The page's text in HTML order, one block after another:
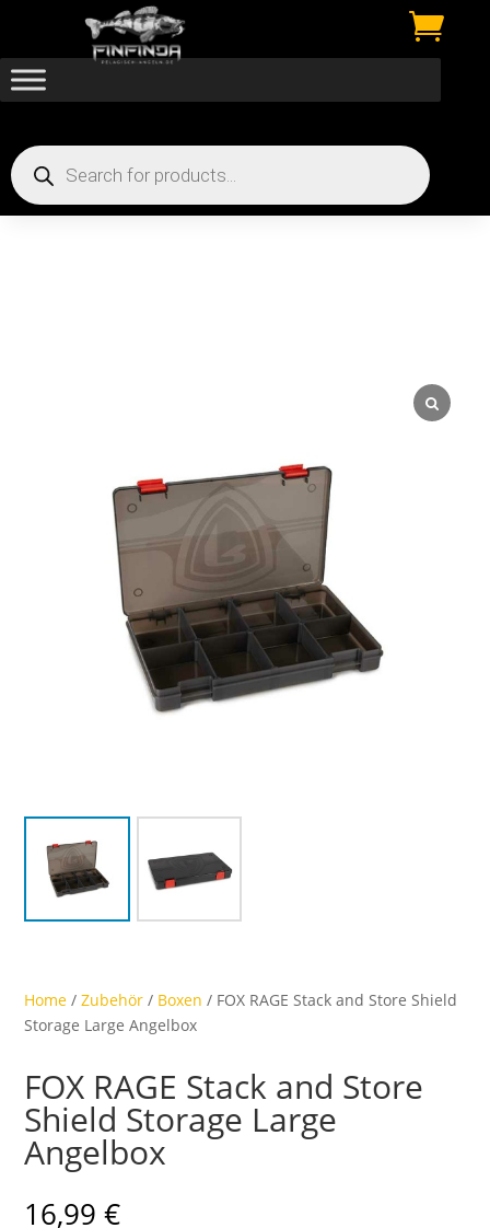

Products
search
Home /Zubehör / Boxen / FOX RAGE Stack and Store Shield
Storage Large Angelbox
FOX RAGE Stack and Store
Shield Storage Large
Angelbox
16,99€